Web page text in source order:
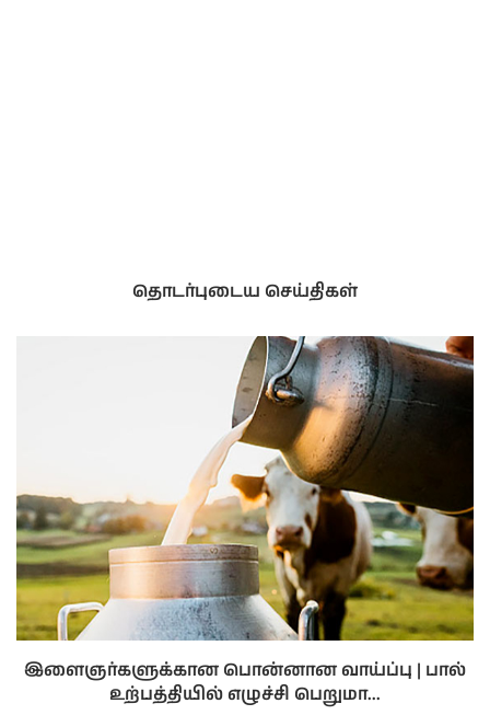
தொடர்புடைய செய்திகள்
இளைஞர்களுக்கான பொன்னான வாய்ப்பு | பால்
உற்பத்தியில் எழுச்சி பெறுமா...